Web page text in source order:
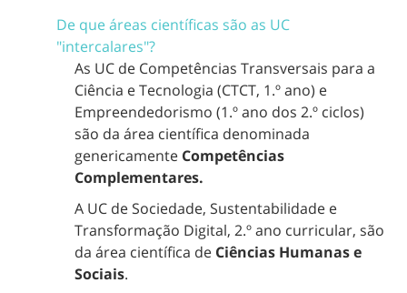
De que áreas científicas são as UC
"intercalares"?
As UC de Competências Transversais para a
Ciência e Tecnologia (CTCT, 1.º ano) e
Empreendedorismo (1.º ano dos 2.º ciclos)
são da área científica denominada
genericamente Competências
Complementares.
A UC de Sociedade, Sustentabilidade e
Transformação Digital, 2.º ano curricular, são
da área científica de Ciências Humanas e
Sociais.